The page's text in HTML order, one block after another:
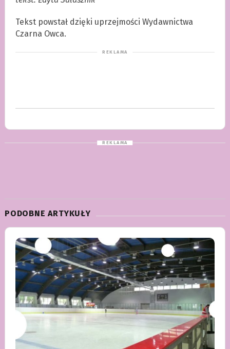
Tekst powstał dzięki uprzejmości Wydawnictwa
Czarna Owca.
PODOBNE ARTYKUŁY